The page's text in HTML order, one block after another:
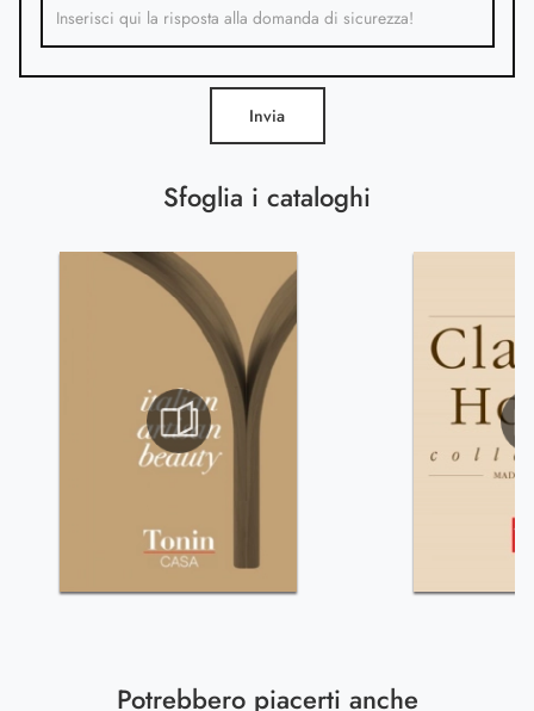
Sfoglia i cataloghi
Invia
Potrebbero piacerti anche